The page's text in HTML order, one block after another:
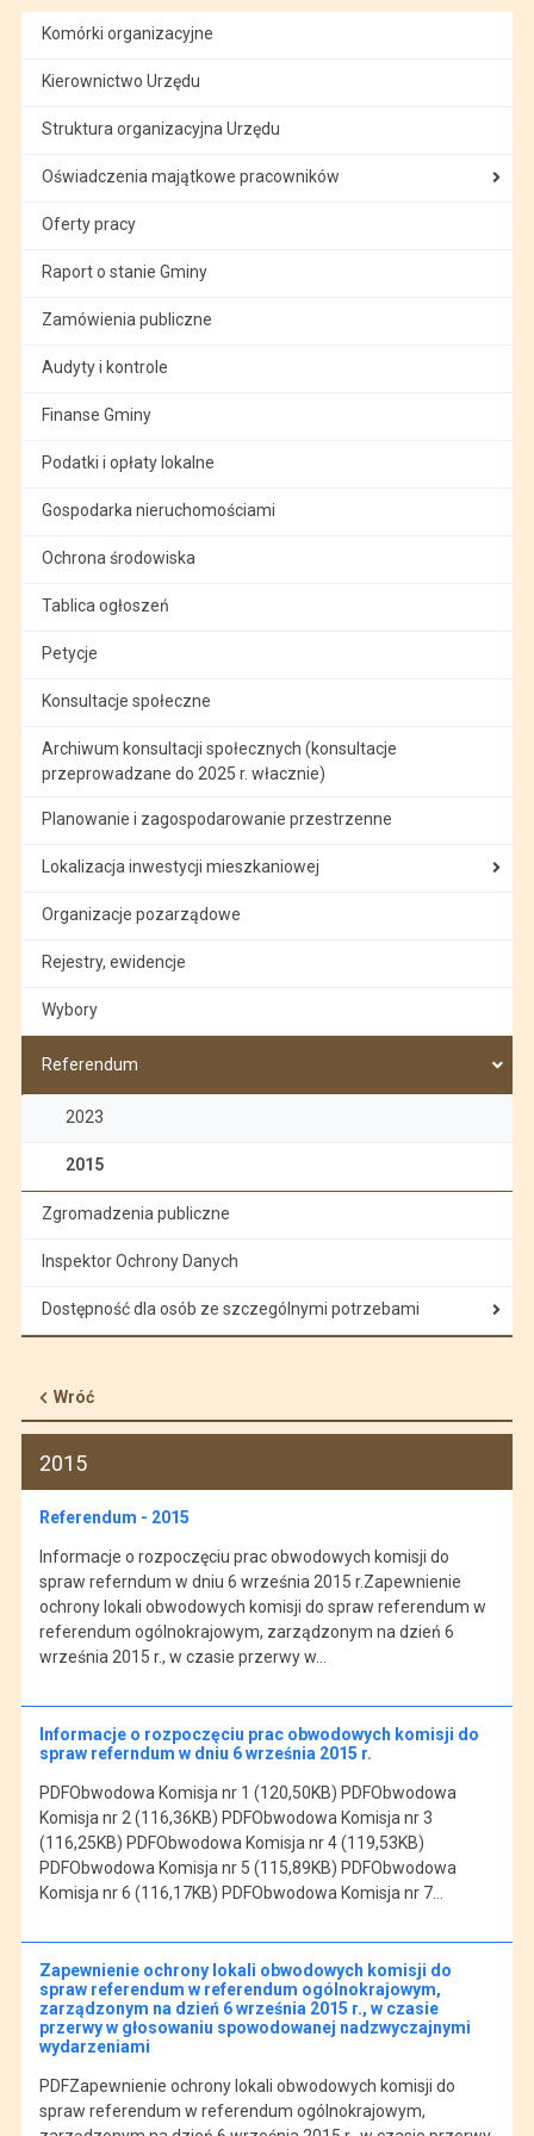
Komórki organizacyjne
Kierownictwo Urzędu
Struktura organizacyjna Urzędu
Oświadczenia majątkowe pracowników
Oferty pracy
Raport o stanie Gminy
Zamówienia publiczne
Audyty i kontrole
Finanse Gminy
Podatki i opłaty lokalne
Gospodarka nieruchomościami
Ochrona środowiska
Tablica ogłoszeń
Petycje
Konsultacje społeczne
Archiwum konsultacji społecznych (konsultacje
przeprowadzane do 2025 r. włacznie)
Planowanie i zagospodarowanie przestrzenne
Lokalizacja inwestycji mieszkaniowej
Organizacje pozarządowe
Rejestry, ewidencje
Wybory
Referendum
2023
2015
Zgromadzenia publiczne
Inspektor Ochrony Danych
Dostępność dla osób ze szczególnymi potrzebami
Wróć
2015
Referendum - 2015
Informacje o rozpoczęciu prac obwodowych komisji do
spraw referndum w dniu 6 września 2015 r.Zapewnienie
ochrony lokali obwodowych komisji do spraw referendum w
referendum ogólnokrajowym, zarządzonym na dzień 6
września 2015 r., w czasie przerwy w…
Informacje o rozpoczęciu prac obwodowych komisji do
spraw referndum w dniu 6 września 2015 r.
PDFObwodowa Komisja nr 1 (120,50KB) PDFObwodowa
Komisja nr 2 (116,36KB) PDFObwodowa Komisja nr 3
(116,25KB) PDFObwodowa Komisja nr 4 (119,53KB)
PDFObwodowa Komisja nr 5 (115,89KB) PDFObwodowa
Komisja nr 6 (116,17KB) PDFObwodowa Komisja nr 7…
Zapewnienie ochrony lokali obwodowych komisji do
spraw referendum w referendum ogólnokrajowym,
zarządzonym na dzień 6 września 2015 r., w czasie
przerwy w głosowaniu spowodowanej nadzwyczajnymi
wydarzeniami
PDFZapewnienie ochrony lokali obwodowych komisji do
spraw referendum w referendum ogólnokrajowym,